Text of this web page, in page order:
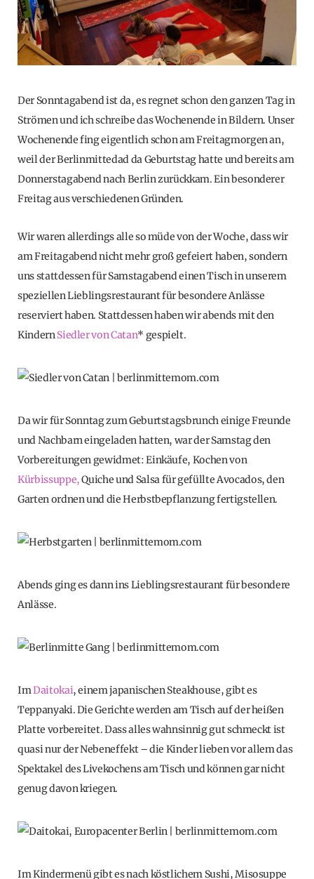
Der Sonntagabend ist da, es regnet schon den ganzen Tag in
Strömen und ich schreibe das Wochenende in Bildern. Unser
Wochenende fing eigentlich schon am Freitagmorgen an,
weil der Berlinmittedad da Geburtstag hatte und bereits am
Donnerstagabend nach Berlin zurückkam. Ein besonderer
Freitag aus verschiedenen Gründen.
Wir waren allerdings alle so müde von der Woche, dass wir
am Freitagabend nicht mehr groß gefeiert haben, sondern
uns stattdessen für Samstagabend einen Tisch in unserem
speziellen Lieblingsrestaurant für besondere Anlässe
reserviert haben. Stattdessen haben wir abends mit den
KindernSiedler von Catan* gespielt.
Da wir für Sonntag zum Geburtstagsbrunch einige Freunde
und Nachbarn eingeladen hatten, war der Samstag den
Vorbereitungen gewidmet: Einkäufe, Kochen von
Kürbissuppe,Quiche und Salsa für gefüllte Avocados, den
Garten ordnen und die Herbstbepflanzung fertigstellen.
Abends ging es dann ins Lieblingsrestaurant für besondere
Anlässe.
ImDaitokai, einem japanischen Steakhouse, gibt es
Teppanyaki. Die Gerichte werden am Tisch auf der heißen
Platte vorbereitet. Dass alles wahnsinnig gut schmeckt ist
quasi nur der Nebeneffekt – die Kinder lieben vor allem das
Spektakel des Livekochens am Tisch und können gar nicht
genug davon kriegen.
Im Kindermenü gibt es nach köstlichem Sushi, Misosuppe